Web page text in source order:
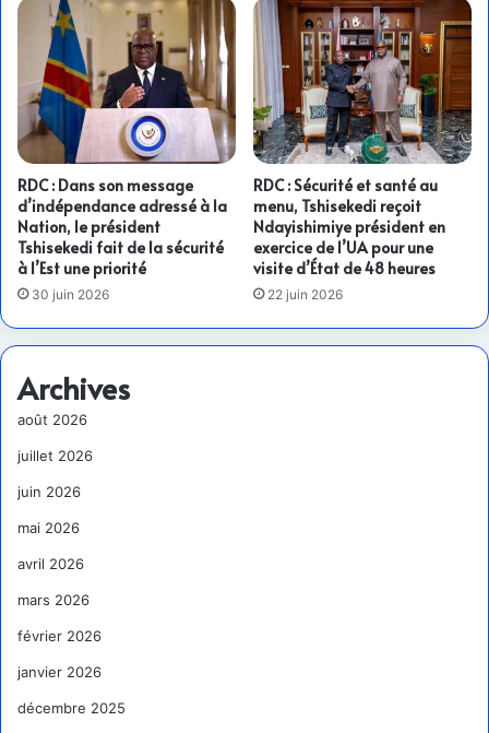
RDC : Dans son message
d’indépendance adressé à la
Nation, le président
Tshisekedi fait de la sécurité
à l’Est une priorité
30 juin 2026
RDC : Sécurité et santé au
menu, Tshisekedi reçoit
Ndayishimiye président en
exercice de l’UA pour une
visite d’État de 48 heures
22 juin 2026
Archives
août 2026
juillet 2026
juin 2026
mai 2026
avril 2026
mars 2026
février 2026
janvier 2026
décembre 2025